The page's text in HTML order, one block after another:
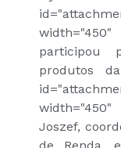
participou
produtos
Joszef,
de Renda,